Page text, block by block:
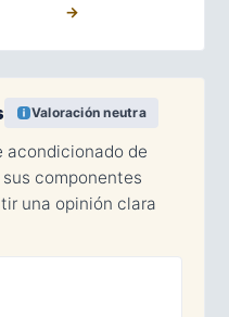
→
Valoración neutra
acondicionado de
componentes
una opinión clara